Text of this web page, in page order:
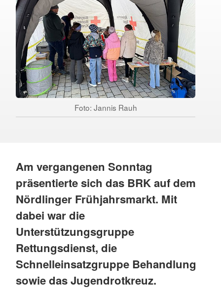
Foto: Jannis Rauh
Am vergangenen Sonntag
präsentierte sich das BRK auf dem
Nördlinger Frühjahrsmarkt. Mit
dabei war die
Unterstützungsgruppe
Rettungsdienst, die
Schnelleinsatzgruppe Behandlung
sowie das Jugendrotkreuz.